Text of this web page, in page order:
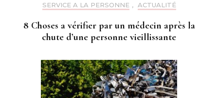
SERVICE A LA PERSONNE , ACTUALITÉ
8 Choses a vérifier par un médecin après la
chute d’une personne vieillissante